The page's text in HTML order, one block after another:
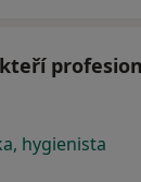
hygienista